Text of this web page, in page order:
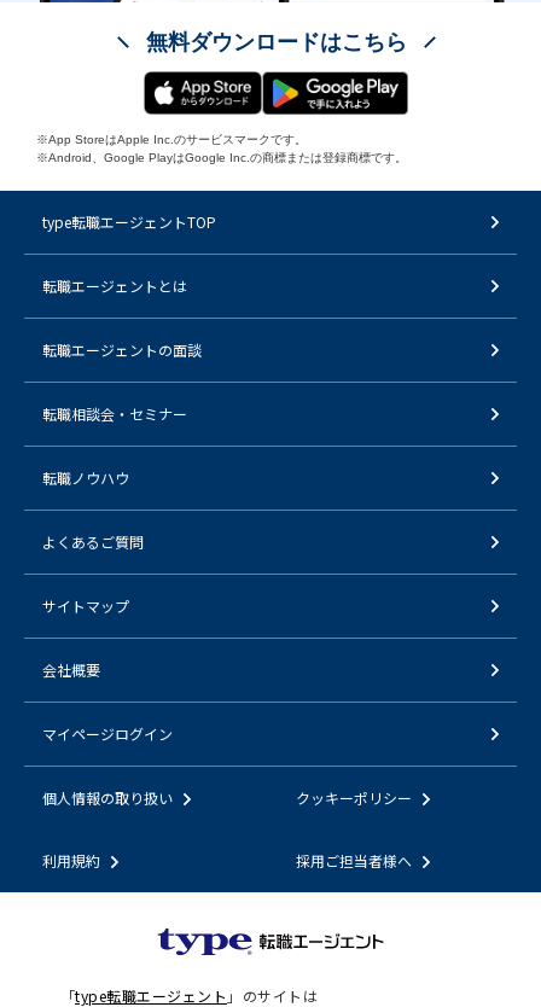
無料ダウンロードはこちら
※App StoreはApple Inc.のサービスマークです。
※Android、Google PlayはGoogle Inc.の商標または登録商標です。
type転職エージェントTOP
転職エージェントとは
転職エージェントの面談
転職相談会・セミナー
転職ノウハウ
よくあるご質問
サイトマップ
会社概要
マイページログイン
個人情報の取り扱い クッキーポリシー
利用規約 採用ご担当者様へ
「type転職エージェント 」のサイトは